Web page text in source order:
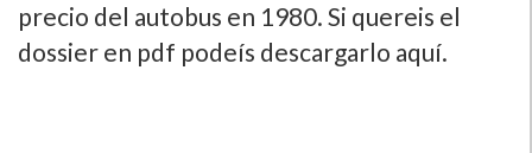
precio del autobus en 1980. Si quereis el
dossier en pdf podeí­s descargarlo aquí­.